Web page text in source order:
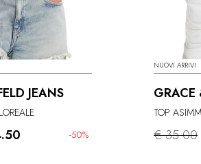
JEANS
-50%
NUOVI ARRIVI
€ 35.00